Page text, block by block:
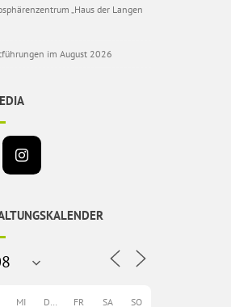
„Haus der Langen
im August 2026
MI FR SA SO